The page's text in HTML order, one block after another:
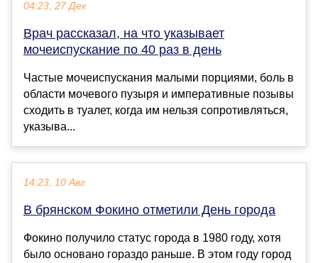
04:23, 27 Дек
Врач рассказал, на что указывает
мочеиспускание по 40 раз в день
Частые мочеиспускания малыми порциями, боль в
области мочевого пузыря и императивные позывы
сходить в туалет, когда им нельзя сопротивляться,
указыва...
14:23, 10 Авг
В брянском Фокино отметили День города
Фокино получило статус города в 1980 году, хотя
было основано гораздо раньше. В этом году город